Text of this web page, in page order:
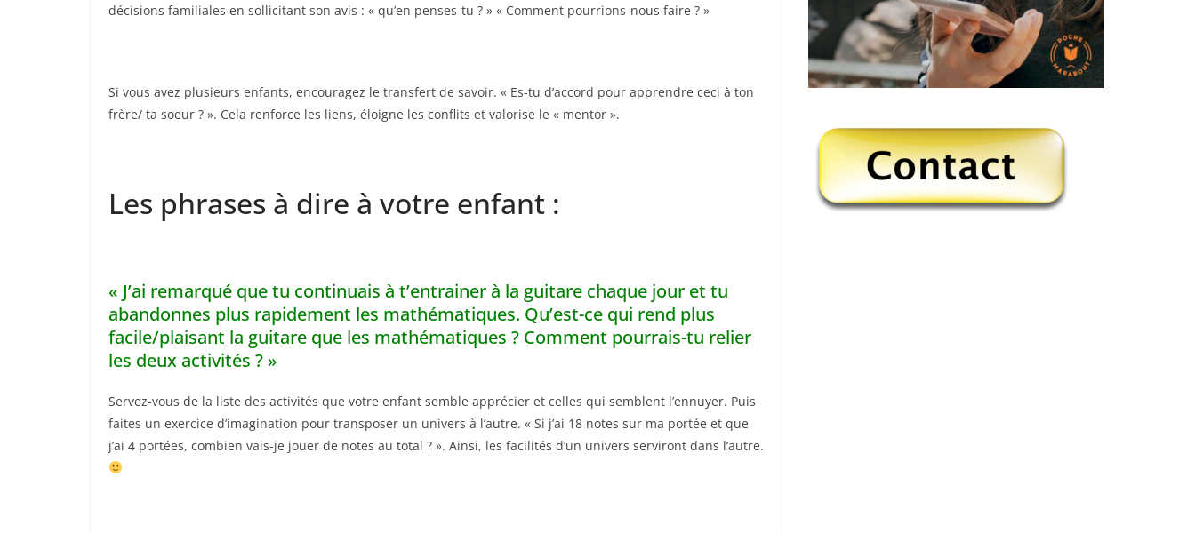
décisions familiales en sollicitant son avis : « qu’en penses-tu ? » « Comment pourrions-nous faire ? »
Si vous avez plusieurs enfants, encouragez le transfert de savoir. « Es-tu d’accord pour apprendre ceci à ton
frère/ ta soeur ? ». Cela renforce les liens, éloigne les conflits et valorise le « mentor ».
Les phrases à dire à votre enfant :
« J’ai remarqué que tu continuais à t’entrainer à la guitare chaque jour et tu
abandonnes plus rapidement les mathématiques. Qu’est-ce qui rend plus
facile/plaisant la guitare que les mathématiques ? Comment pourrais-tu relier
les deux activités ? »
Servez-vous de la liste des activités que votre enfant semble apprécier et celles qui semblent l’ennuyer. Puis
faites un exercice d’imagination pour transposer un univers à l’autre. « Si j’ai 18 notes sur ma portée et que
j’ai 4 portées, combien vais-je jouer de notes au total ? ». Ainsi, les facilités d’un univers serviront dans l’autre.